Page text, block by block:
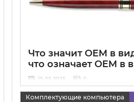
Что значит OEM в
что означает OEM в
15 05 2025 0
Комплектующие компьютера